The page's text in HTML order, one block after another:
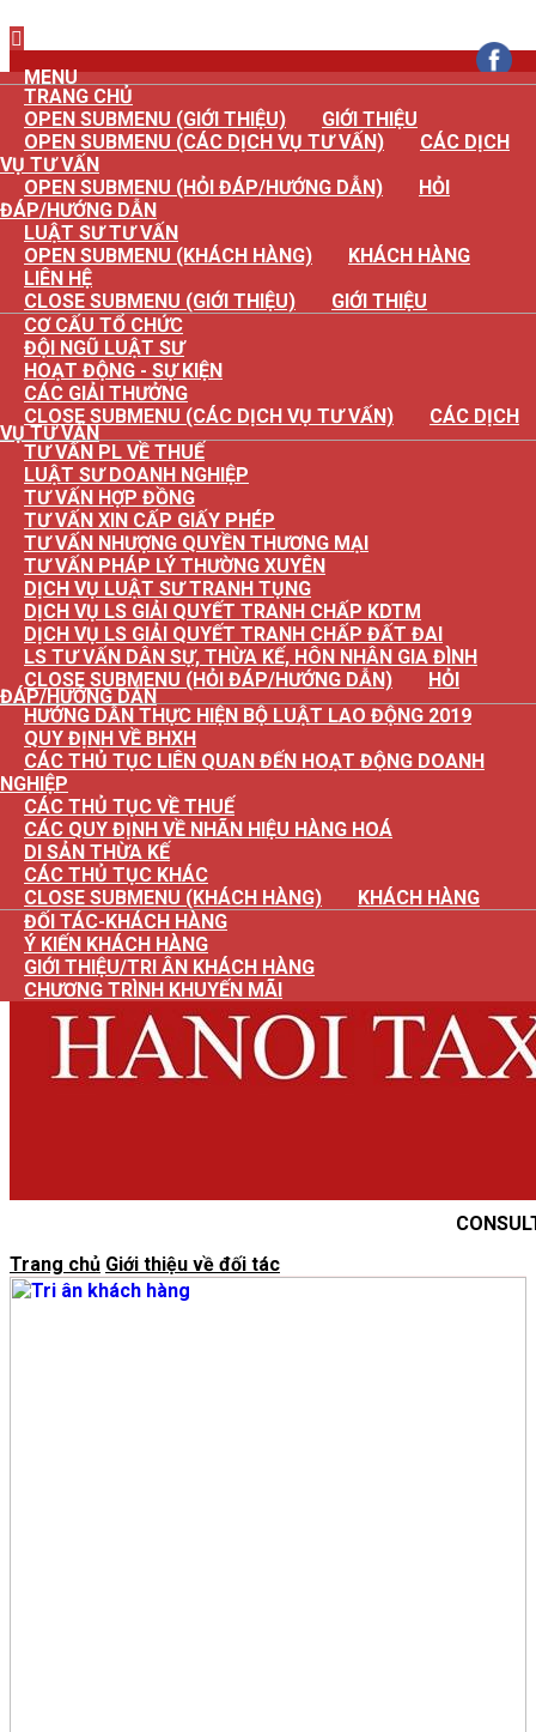
MENU
TRANG CHỦ
OPEN SUBMENU (GIỚI THIỆU)
GIỚI THIỆU
OPEN SUBMENU (CÁC DỊCH VỤ TƯ VẤN)
CÁC DỊCH
VỤ TƯ VẤN
OPEN SUBMENU (HỎI ĐÁP/HƯỚNG DẪN)
HỎI
ĐÁP/HƯỚNG DẪN
LUẬT SƯ TƯ VẤN
OPEN SUBMENU (KHÁCH HÀNG)
KHÁCH HÀNG
LIÊN HỆ
CLOSE SUBMENU (GIỚI THIỆU)
GIỚI THIỆU
CƠ CẤU TỔ CHỨC
ĐỘI NGŨ LUẬT SƯ
HOẠT ĐỘNG - SỰ KIỆN
CÁC GIẢI THƯỞNG
CLOSE SUBMENU (CÁC DỊCH VỤ TƯ VẤN)
CÁC DỊCH
VỤ TƯ VẤN
TƯ VẤN PL VỀ THUẾ
LUẬT SƯ DOANH NGHIỆP
TƯ VẤN HỢP ĐỒNG
TƯ VẤN XIN CẤP GIẤY PHÉP
TƯ VẤN NHƯỢNG QUYỀN THƯƠNG MẠI
TƯ VẤN PHÁP LÝ THƯỜNG XUYÊN
DỊCH VỤ LUẬT SƯ TRANH TỤNG
DỊCH VỤ LS GIẢI QUYẾT TRANH CHẤP KDTM
DỊCH VỤ LS GIẢI QUYẾT TRANH CHẤP ĐẤT ĐAI
LS TƯ VẤN DÂN SỰ, THỪA KẾ, HÔN NHÂN GIA ĐÌNH
CLOSE SUBMENU (HỎI ĐÁP/HƯỚNG DẪN)
HỎI
ĐÁP/HƯỚNG DẪN
HƯỚNG DẪN THỰC HIỆN BỘ LUẬT LAO ĐỘNG 2019
QUY ĐỊNH VỀ BHXH
CÁC THỦ TỤC LIÊN QUAN ĐẾN HOẠT ĐỘNG DOANH
NGHIỆP
CÁC THỦ TỤC VỀ THUẾ
CÁC QUY ĐỊNH VỀ NHÃN HIỆU HÀNG HOÁ
DI SẢN THỪA KẾ
CÁC THỦ TỤC KHÁC
CLOSE SUBMENU (KHÁCH HÀNG)
KHÁCH HÀNG
ĐỐI TÁC-KHÁCH HÀNG
Ý KIẾN KHÁCH HÀNG
GIỚI THIỆU/TRI ÂN KHÁCH HÀNG
CHƯƠNG TRÌNH KHUYẾN MÃI
Trang chủ Giới thiệu về đối tác